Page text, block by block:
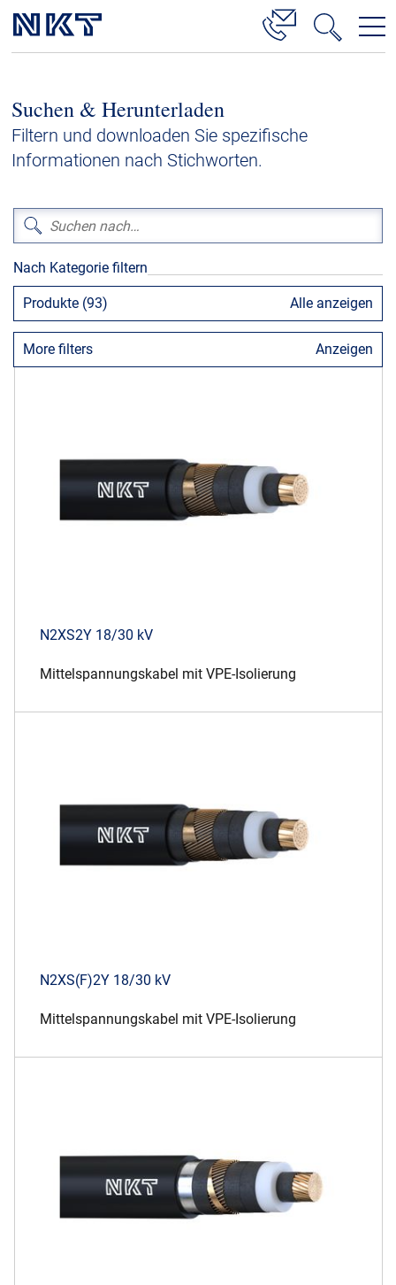
Hochspannung
Kabelservice
Niederspannung
Kabelgarnituren
Referenzen
Downloads
Presse & Events
Geschäftsführung
Unsere Geschichte
Produktion
Nachhaltigkeit
Suchen & Herunterladen
Filtern und downloaden Sie spezifische
Informationen nach Stichworten.
Nach Kategorie filtern
Produkte (93) Alle anzeigen
More filters Anzeigen
N2XS2Y 18/30 kV
Mittelspannungskabel mit VPE-Isolierung
N2XS(F)2Y 18/30 kV
Mittelspannungskabel mit VPE-Isolierung